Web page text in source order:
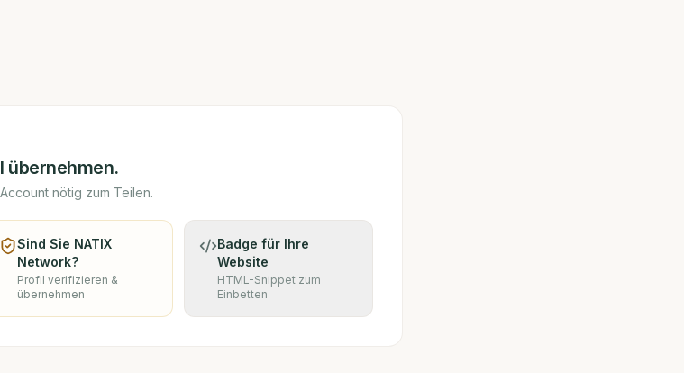
übernehmen.
nötig zum Teilen.
Sind Sie NATIX
Network?
Profil verifizieren &
übernehmen
Badge für Ihre
Website
HTML-Snippet zum
Einbetten